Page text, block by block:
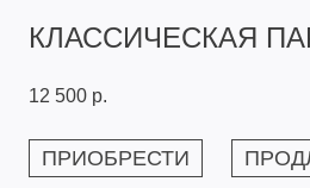
КЛАССИЧЕСКАЯ
12 500 р.
ПРИОБРЕСТИ